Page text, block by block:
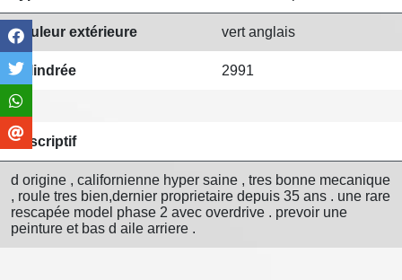
Couleur extérieure vert anglais
Cylindrée 2991
Descriptif
d origine , californienne hyper saine , tres bonne mecanique
, roule tres bien,dernier proprietaire depuis 35 ans . une rare
rescapée model phase 2 avec overdrive . prevoir une
peinture et bas d aile arriere .